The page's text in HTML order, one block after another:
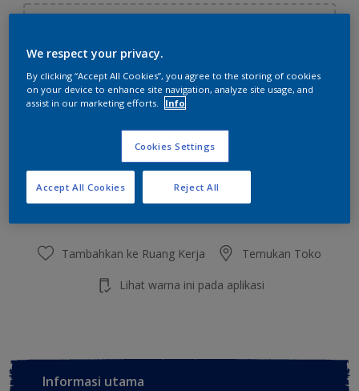
Ukuran
Kalkulator cat
Tambahkan ke Ruang Kerja Temukan Toko
Lihat warna ini pada aplikasi
Informasi utama
We respect your privacy.
By clicking “Accept All Cookies”, you agree to the storing of cookies
on your device to enhance site navigation, analyze site usage, and
assist in our marketing efforts.
Info
Cookies Settings
Reject All
Accept All Cookies